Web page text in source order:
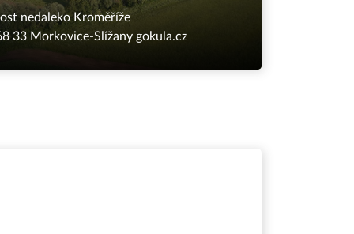
nedaleko Kroměříže
33 Morkovice-Slížany gokula.cz